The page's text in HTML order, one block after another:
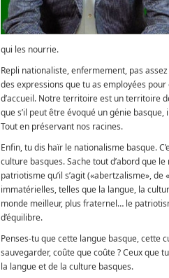
qui les nourrie.
Repli nationaliste, enfermement, pas
des expressions que tu as employées
d’accueil. Notre territoire est un territoire
que s’il peut être évoqué un génie
Tout en préservant nos racines.
Enfin, tu dis haïr le nationalisme basque.
culture basques. Sache tout d’abord que
patriotisme qu’il s’agit («abertzalisme»,
immatérielles, telles que la langue, la
monde meilleur, plus fraternel… le
d’équilibre.
Penses-tu que cette langue basque, cette
sauvegarder, coûte que coûte ? Ceux que
la langue et de la culture basques.